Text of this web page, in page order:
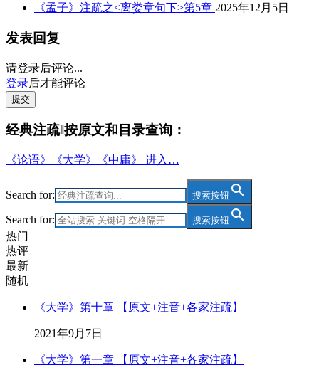
《孟子》注疏之<离娄章句下>第5章 2025年12月5日
发表回复
请登录后评论...
登录后才能评论
提交
经典注疏‖按原文和目录查询：
《论语》《大学》《中庸》 进入…
Search for: 搜索按钮
Search for: 搜索按钮
热门
热评
最新
随机
《大学》第十章 【原文+注音+各家注疏】
2021年9月7日
《大学》第一章 【原文+注音+各家注疏】